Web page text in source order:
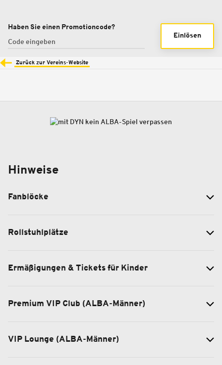
Haben Sie einen Promotioncode?
Einlösen
Zurück zur Vereins-Website
Hinweise
Fanblöcke
Rollstuhlplätze
Ermäßigungen & Tickets für Kinder
Premium VIP Club (ALBA-Männer)
VIP Lounge (ALBA-Männer)